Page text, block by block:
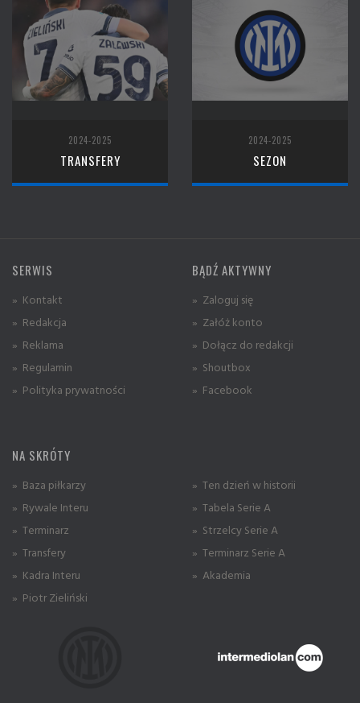
2024-2025
TRANSFERY
2024-2025
SEZON
SERWIS
» Kontakt
» Redakcja
» Reklama
» Regulamin
» Polityka prywatności
BĄDŹ AKTYWNY
» Zaloguj się
» Załóż konto
» Dołącz do redakcji
» Shoutbox
» Facebook
NA SKRÓTY
» Baza piłkarzy
» Rywale Interu
» Terminarz
» Transfery
» Kadra Interu
» Piotr Zieliński
» Ten dzień w historii
» Tabela Serie A
» Strzelcy Serie A
» Terminarz Serie A
» Akademia